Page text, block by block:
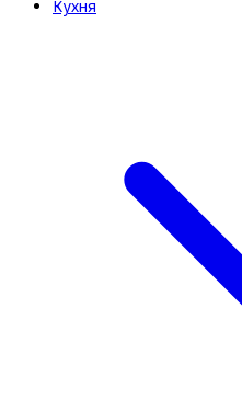
Кухня